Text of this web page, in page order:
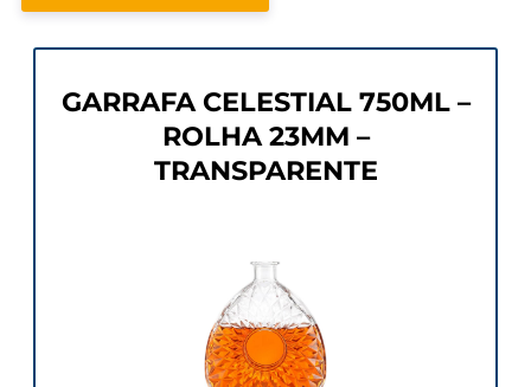
GARRAFA CELESTIAL 750ML –
ROLHA 23MM –
TRANSPARENTE